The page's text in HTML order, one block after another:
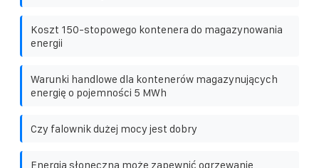
Koszt 150-stopowego kontenera do magazynowania
energii
Warunki handlowe dla kontenerów magazynujących
energię o pojemności 5 MWh
Czy falownik dużej mocy jest dobry
Energia słoneczna może zapewnić ogrzewanie